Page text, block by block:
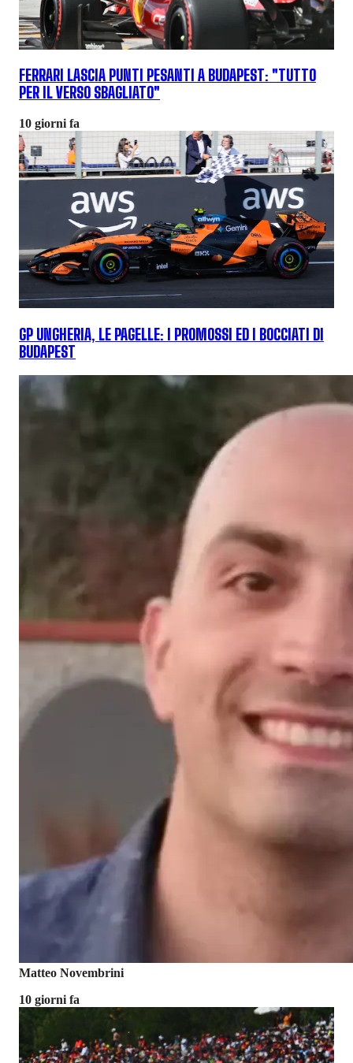
FERRARI LASCIA PUNTI PESANTI A BUDAPEST: "TUTTO
PER IL VERSO SBAGLIATO"
10 giorni fa
GP UNGHERIA, LE PAGELLE: I PROMOSSI ED I BOCCIATI DI
BUDAPEST
Matteo Novembrini
10 giorni fa